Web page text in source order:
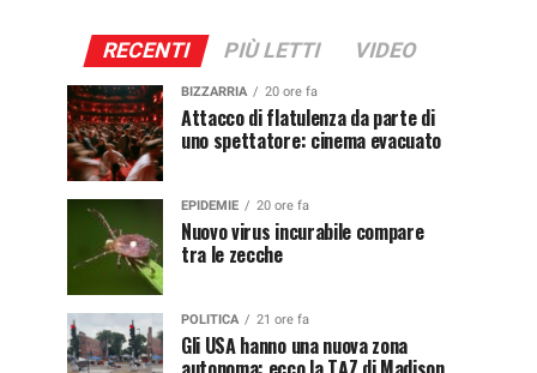
RECENTI PIÙ LETTI VIDEO
BIZZARRIA 20 ore fa
Attacco di flatulenza da parte di
uno spettatore: cinema evacuato
EPIDEMIE 20 ore fa
Nuovo virus incurabile compare
tra le zecche
POLITICA 21 ore fa
Gli USA hanno una nuova zona